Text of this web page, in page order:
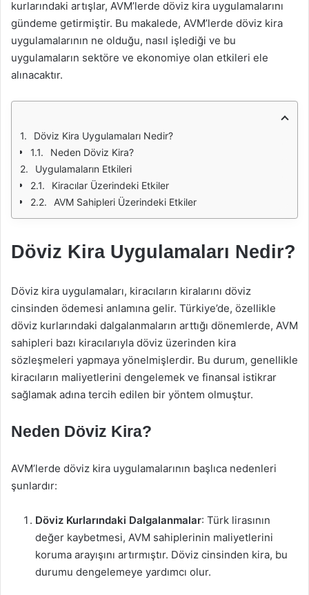
kurlarındaki artışlar, AVM’lerde döviz kira uygulamalarını
gündeme getirmiştir. Bu makalede, AVM’lerde döviz kira
uygulamalarının ne olduğu, nasıl işlediği ve bu
uygulamaların sektöre ve ekonomiye olan etkileri ele
alınacaktır.
Döviz Kira Uygulamaları Nedir?
Neden Döviz Kira?
Uygulamaların Etkileri
Kiracılar Üzerindeki Etkiler
AVM Sahipleri Üzerindeki Etkiler
Döviz Kira Uygulamaları Nedir?
Döviz kira uygulamaları, kiracıların kiralarını döviz
cinsinden ödemesi anlamına gelir. Türkiye’de, özellikle
döviz kurlarındaki dalgalanmaların arttığı dönemlerde, AVM
sahipleri bazı kiracılarıyla döviz üzerinden kira
sözleşmeleri yapmaya yönelmişlerdir. Bu durum, genellikle
kiracıların maliyetlerini dengelemek ve finansal istikrar
sağlamak adına tercih edilen bir yöntem olmuştur.
Neden Döviz Kira?
AVM’lerde döviz kira uygulamalarının başlıca nedenleri
şunlardır:
Döviz Kurlarındaki Dalgalanmalar: Türk lirasının
değer kaybetmesi, AVM sahiplerinin maliyetlerini
koruma arayışını artırmıştır. Döviz cinsinden kira, bu
durumu dengelemeye yardımcı olur.